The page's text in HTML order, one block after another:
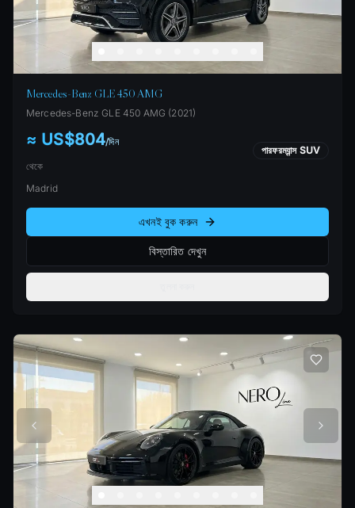
Mercedes-Benz GLE 450 AMG
Mercedes-Benz GLE 450 AMG (2021)
≈ US$804/দিন
থেকে
পারফরম্যান্স SUV
Madrid
এখনই বুক করুন
বিস্তারিত দেখুন